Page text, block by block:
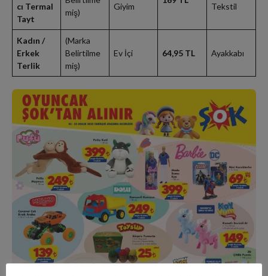
cı Termal
Tayt
miş)
Giyim
Tekstil
Kadın /
Erkek
Terlik
(Marka
Belirtilme
miş)
Ev İçi 64,95 TL Ayakkabı